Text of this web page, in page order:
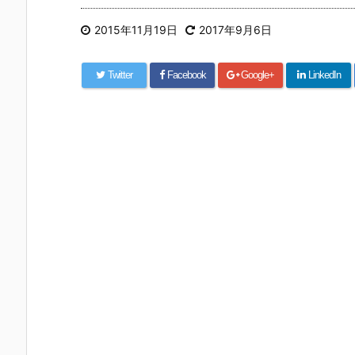
2015年11月19日 2017年9月6日
Twitter Facebook Google+ LinkedIn